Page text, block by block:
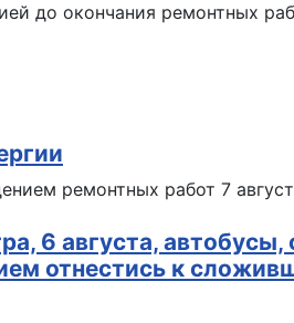
до окончания ремонтных
ремонтных работ 7
6 августа,
отнестись к